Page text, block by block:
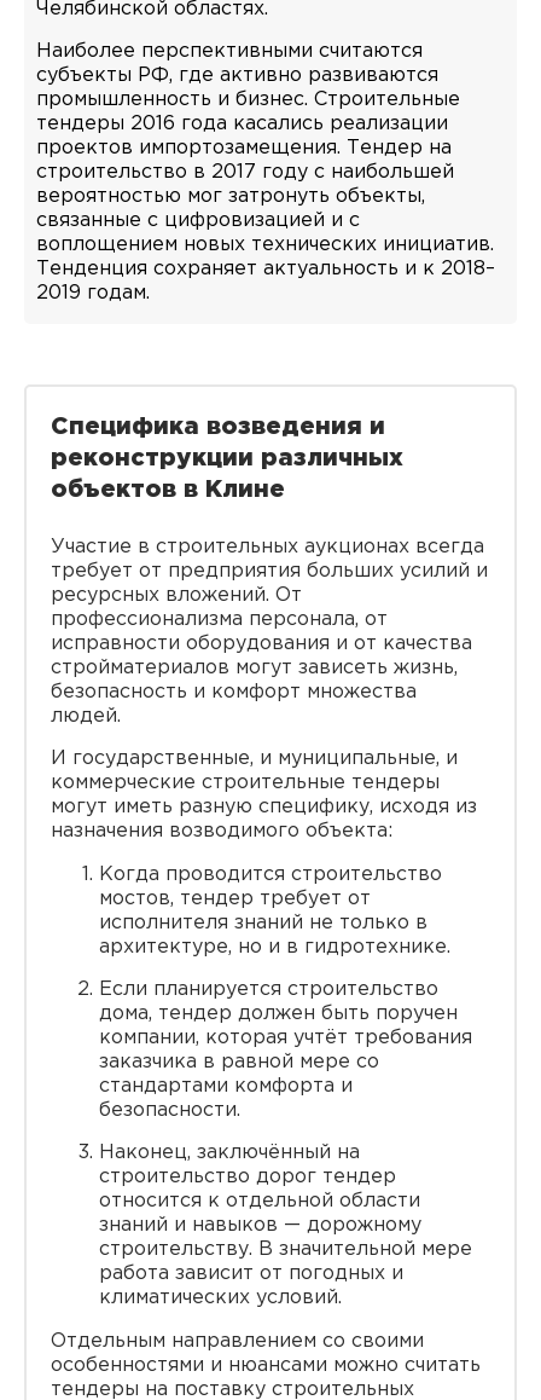
Челябинской областях.
Наиболее перспективными считаются
субъекты РФ, где активно развиваются
промышленность и бизнес. Строительные
тендеры 2016 года касались реализации
проектов импортозамещения. Тендер на
строительство в 2017 году с наибольшей
вероятностью мог затронуть объекты,
связанные с цифровизацией и с
воплощением новых технических инициатив.
Тенденция сохраняет актуальность и к 2018–
2019 годам.
Специфика возведения и
реконструкции различных
объектов в Клине
Участие в строительных аукционах всегда
требует от предприятия больших усилий и
ресурсных вложений. От
профессионализма персонала, от
исправности оборудования и от качества
стройматериалов могут зависеть жизнь,
безопасность и комфорт множества
людей.
И государственные, и муниципальные, и
коммерческие строительные тендеры
могут иметь разную специфику, исходя из
назначения возводимого объекта:
Когда проводится строительство
мостов, тендер требует от
исполнителя знаний не только в
архитектуре, но и в гидротехнике.
Если планируется строительство
дома, тендер должен быть поручен
компании, которая учтёт требования
заказчика в равной мере со
стандартами комфорта и
безопасности.
Наконец, заключённый на
строительство дорог тендер
относится к отдельной области
знаний и навыков — дорожному
строительству. В значительной мере
работа зависит от погодных и
климатических условий.
Отдельным направлением со своими
особенностями и нюансами можно считать
тендеры на поставку строительных